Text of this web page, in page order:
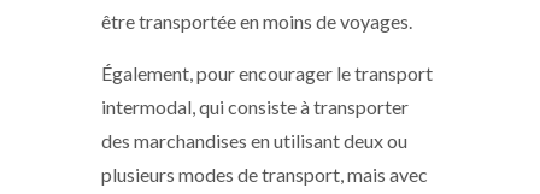
être transportée en moins de voyages.
Également, pour encourager le transport
intermodal, qui consiste à transporter
des marchandises en utilisant deux ou
plusieurs modes de transport, mais avec